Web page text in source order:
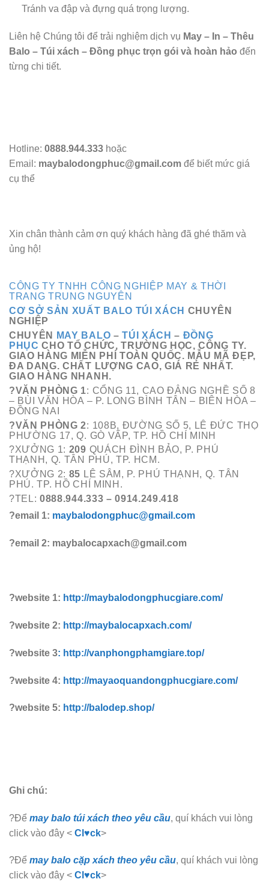
Tránh va đập và đựng quá trọng lượng.
Liên hệ Chúng tôi để trải nghiệm dịch vụ May – In – Thêu
Balo – Túi xách – Đồng phục trọn gói và hoàn hảo đến
từng chi tiết.
Hotline: 0888.944.333 hoặc
Email: maybalodongphuc@gmail.com để biết mức giá
cụ thể
Xin chân thành cảm ơn quý khách hàng đã ghé thăm và
ủng hộ!
CÔNG TY TNHH CÔNG NGHIỆP MAY & THỜI
TRANG TRUNG NGUYÊN
CƠ SỞ SẢN XUẤT BALO TÚI XÁCH CHUYÊN
NGHIỆP
CHUYÊN MAY BALO –TÚI XÁCH – ĐỒNG
PHỤC CHO TỔ CHỨC, TRƯỜNG HỌC, CÔNG TY.
GIAO HÀNG MIỄN PHÍ TOÀN QUỐC. MẪU MÃ ĐẸP,
ĐA DANG. CHẤT LƯỢNG CAO, GIÁ RẺ NHẤT.
GIAO HÀNG NHANH.
?VĂN PHÒNG 1: CỔNG 11, CAO ĐẲNG NGHỀ SỐ 8
– BÙI VĂN HÒA – P. LONG BÌNH TÂN – BIÊN HÒA –
ĐỒNG NAI
?VĂN PHÒNG 2: 108B, ĐƯỜNG SỐ 5, LÊ ĐỨC THỌ
PHƯỜNG 17, Q. GÒ VẤP, TP. HỒ CHÍ MINH
?XƯỞNG 1: 209 QUÁCH ĐÌNH BẢO, P. PHÚ
THẠNH, Q. TÂN PHÚ, TP. HCM.
?XƯỞNG 2: 85 LÊ SÂM, P. PHÚ THẠNH, Q. TÂN
PHÚ. TP. HỒ CHÍ MINH.
?TEL:0888.944.333 – 0914.249.418
?email 1: maybalodongphuc@gmail.com
?email 2: maybalocapxach@gmail.com
?website 1: http://maybalodongphucgiare.com/
?website 2: http://maybalocapxach.com/
?website 3: http://vanphongphamgiare.top/
?website 4: http://mayaoquandongphucgiare.com/
?website 5: http://balodep.shop/
Ghi chú:
?Để may balo túi xách theo yêu cầu, quí khách vui lòng
click vào đây < Cl♥ck>
?Để may balo cặp xách theo yêu cầu, quí khách vui lòng
click vào đây < Cl♥ck>